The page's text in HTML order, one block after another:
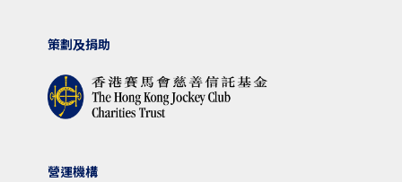
策劃及捐助
營運機構